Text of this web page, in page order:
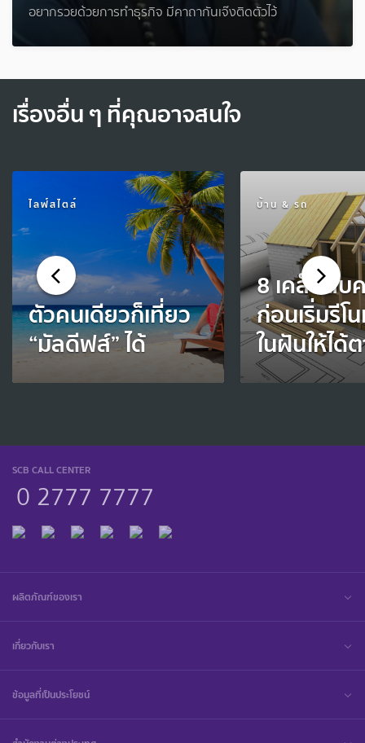
อยากรวยด้วยการทำธุรกิจ มีคาถากันเจ๊งติดตัวไว้
เรื่องอื่น ๆ ที่คุณอาจสนใจ
ไลฟ์สไตล์
ตัวคนเดียวก็เที่ยว
“มัลดีฟส์” ได้
บ้าน & รถ
8 เคล็ดลับ
ก่อนเริ่มรีโ
ในฝันให้ได้
SCB CALL CENTER
0 2777 7777
ผลิตภัณฑ์ของเรา
เกี่ยวกับเรา
ข้อมูลที่เป็นประโยชน์